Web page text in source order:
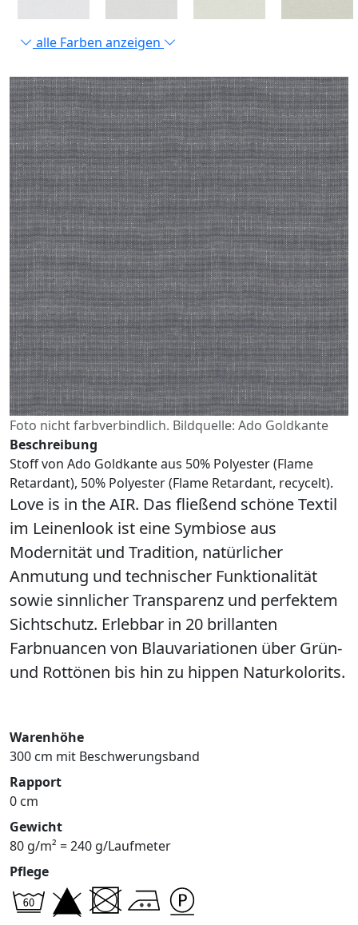
alle Farben anzeigen
Foto nicht farbverbindlich. Bildquelle: Ado Goldkante
Beschreibung
Stoff von Ado Goldkante aus 50% Polyester (Flame
Retardant), 50% Polyester (Flame Retardant, recycelt).
Love is in the AIR. Das fließend schöne Textil
im Leinenlook ist eine Symbiose aus
Modernität und Tradition, natürlicher
Anmutung und technischer Funktionalität
sowie sinnlicher Transparenz und perfektem
Sichtschutz. Erlebbar in 20 brillanten
Farbnuancen von Blauvariationen über Grün-
und Rottönen bis hin zu hippen Naturkolorits.
Warenhöhe
300 cm mit Beschwerungsband
Rapport
0 cm
Gewicht
80 g/m² = 240 g/Laufmeter
Pflege